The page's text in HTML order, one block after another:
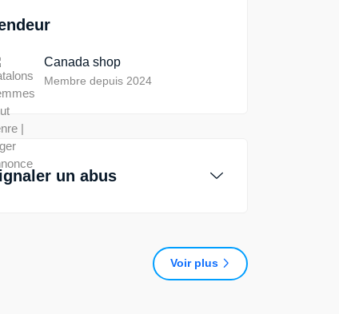
Canada shop
Membre depuis 2024
un abus
Voir plus